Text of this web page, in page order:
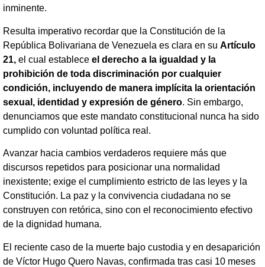
inminente.
Resulta imperativo recordar que la Constitución de la
República Bolivariana de Venezuela es clara en su Artículo
21, el cual establece el derecho a la igualdad y la
prohibición de toda discriminación por cualquier
condición, incluyendo de manera implícita la orientación
sexual, identidad y expresión de género. Sin embargo,
denunciamos que este mandato constitucional nunca ha sido
cumplido con voluntad política real.
Avanzar hacia cambios verdaderos requiere más que
discursos repetidos para posicionar una normalidad
inexistente; exige el cumplimiento estricto de las leyes y la
Constitución. La paz y la convivencia ciudadana no se
construyen con retórica, sino con el reconocimiento efectivo
de la dignidad humana.
El reciente caso de la muerte bajo custodia y en desaparición
de Víctor Hugo Quero Navas, confirmada tras casi 10 meses